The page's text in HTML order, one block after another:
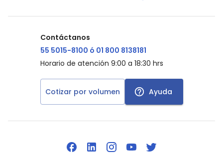
Contáctanos
55 5015-8100 ó 01 800 8138181
Horario de atención 9:00 a 18:30 hrs
Cotizar por volumen Ayuda